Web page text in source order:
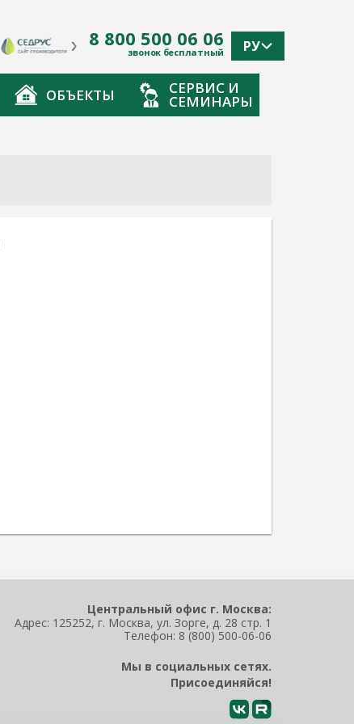
8 800 500 06 06
звонок бесплатный РУ
ОБЪЕКТЫ СЕРВИС И
СЕМИНАРЫ
Центральный офис г. Москва:
Адрес: 125252, г. Москва, ул. Зорге, д. 28 стр. 1
Телефон: 8 (800) 500-06-06
Мы в социальных сетях.
Присоединяйся!